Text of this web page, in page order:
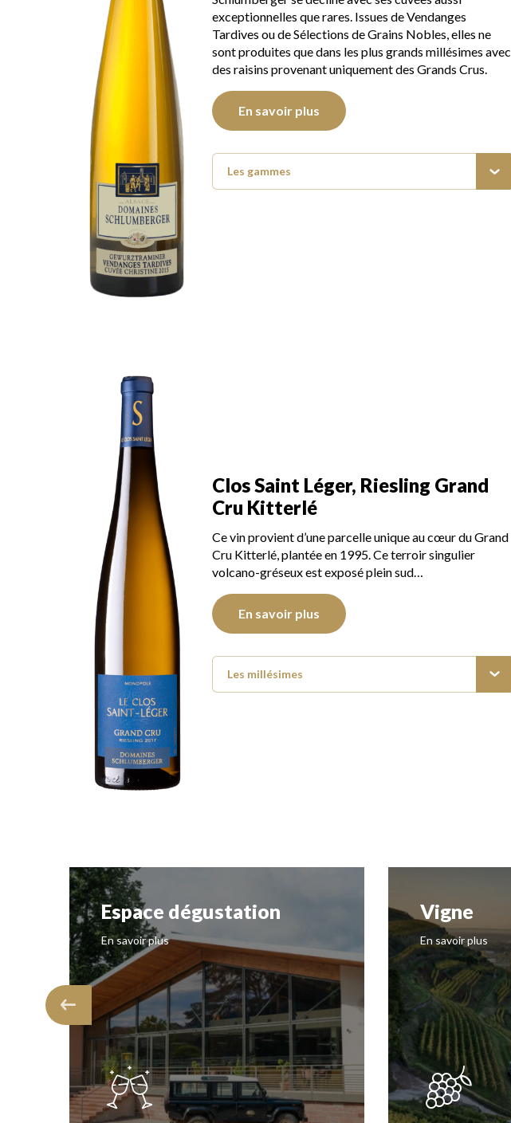
exceptionnelles que rares. Issues de Vendanges
Tardives ou de Sélections de Grains Nobles, elles ne
sont produites que dans les plus grands millésimes avec
des raisins provenant uniquement des Grands Crus.
En savoir plus
Les gammes
Clos Saint Léger, Riesling Grand
Cru Kitterlé
Ce vin provient d’une parcelle unique au cœur du Grand
Cru Kitterlé, plantée en 1995. Ce terroir singulier
volcano-gréseux est exposé plein sud…
En savoir plus
Les millésimes
Espace dégustation
En savoir plus
Vigne
En savoir plus